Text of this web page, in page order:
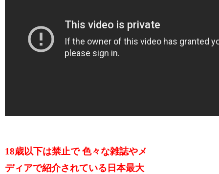
18歳以下は禁止で 色々な雑誌やメ
ディアで紹介されている日本最大